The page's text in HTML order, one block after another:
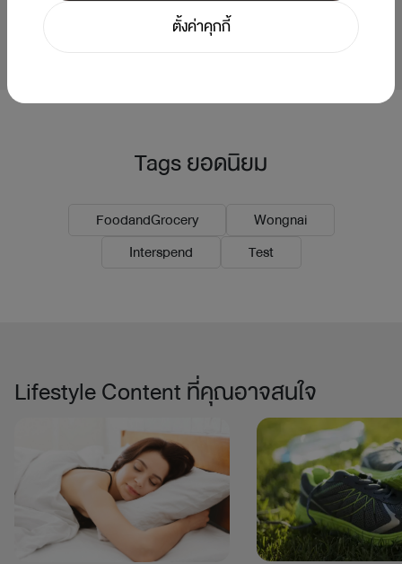
ดูโปรโมชั่น
Tags ยอดนิยม
FoodandGrocery
Wongnai
Interspend
Test
Lifestyle Content ที่คุณอาจสนใจ
ตั้งค่าคุกกี้